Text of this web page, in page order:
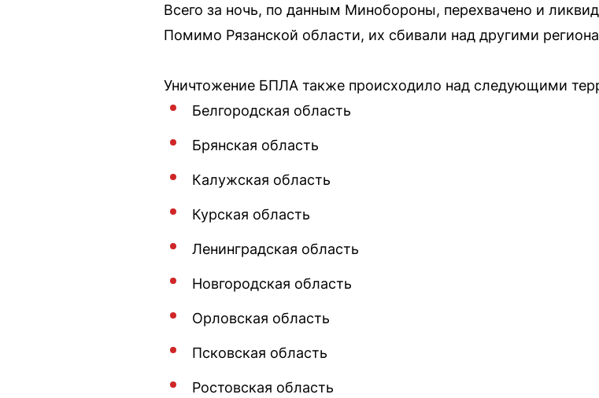
Всего за ночь, по данным Минобороны, перехвачено и
Помимо Рязанской области, их сбивали над другими
Уничтожение БПЛА также происходило над следующими
Белгородская область
Брянская область
Калужская область
Курская область
Ленинградская область
Новгородская область
Орловская область
Псковская область
Ростовская область